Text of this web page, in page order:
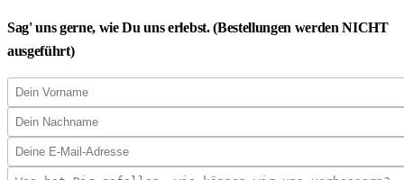
Sag' uns gerne, wie Du uns erlebst. (Bestellungen werden NICHT
ausgeführt)